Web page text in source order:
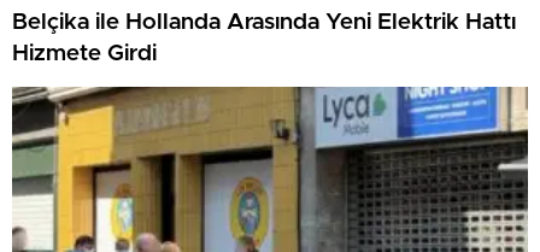
Belçika ile Hollanda Arasında Yeni Elektrik Hattı
Hizmete Girdi